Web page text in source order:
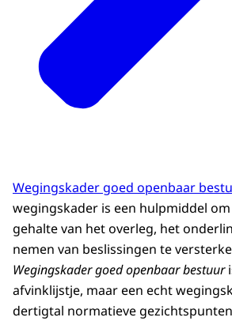
Wegingskader goed openbaar
wegingskader is een hulpmiddel
gehalte van het overleg, het
nemen van beslissingen te
Wegingskader goed openbaar bestuur
afvinklijstje, maar een echt
dertigtal normatieve